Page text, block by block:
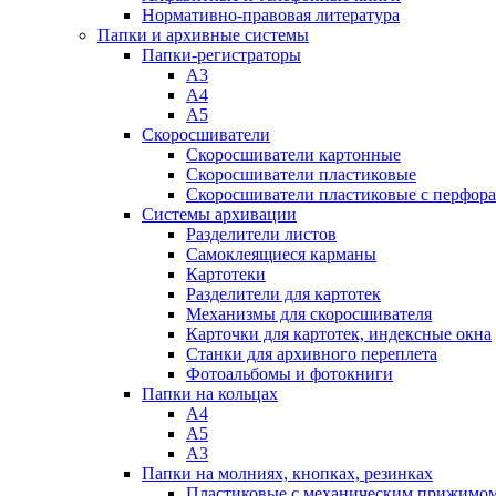
Нормативно-правовая литература
Папки и архивные системы
Папки-регистраторы
А3
А4
А5
Скоросшиватели
Скоросшиватели картонные
Скоросшиватели пластиковые
Скоросшиватели пластиковые с
Системы архивации
Разделители листов
Самоклеящиеся карманы
Картотеки
Разделители для картотек
Механизмы для скоросшивателя
Карточки для картотек, индексные окна
Станки для архивного переплета
Фотоальбомы и фотокниги
Папки на кольцах
А4
А5
А3
Папки на молниях, кнопках, резинках